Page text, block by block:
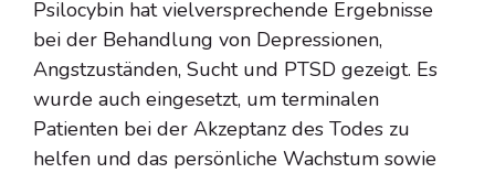
Psilocybin hat vielversprechende Ergebnisse
bei der Behandlung von Depressionen,
Angstzuständen, Sucht und PTSD gezeigt. Es
wurde auch eingesetzt, um terminalen
Patienten bei der Akzeptanz des Todes zu
helfen und das persönliche Wachstum sowie